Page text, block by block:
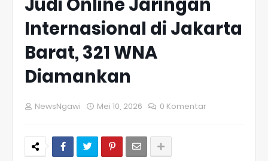
Internasional di Jakarta
Barat, 321 WNA
Diamankan
NewsNgawi Mei 10, 2026 0 Komentar